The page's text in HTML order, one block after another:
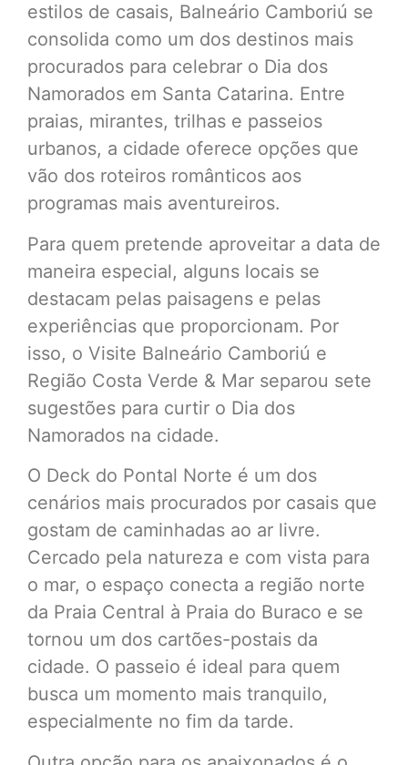
estilos de casais, Balneário Camboriú se
consolida como um dos destinos mais
procurados para celebrar o Dia dos
Namorados em Santa Catarina. Entre
praias, mirantes, trilhas e passeios
urbanos, a cidade oferece opções que
vão dos roteiros românticos aos
programas mais aventureiros.
Para quem pretende aproveitar a data de
maneira especial, alguns locais se
destacam pelas paisagens e pelas
experiências que proporcionam. Por
isso, o Visite Balneário Camboriú e
Região Costa Verde & Mar separou sete
sugestões para curtir o Dia dos
Namorados na cidade.
O Deck do Pontal Norte é um dos
cenários mais procurados por casais que
gostam de caminhadas ao ar livre.
Cercado pela natureza e com vista para
o mar, o espaço conecta a região norte
da Praia Central à Praia do Buraco e se
tornou um dos cartões-postais da
cidade. O passeio é ideal para quem
busca um momento mais tranquilo,
especialmente no fim da tarde.